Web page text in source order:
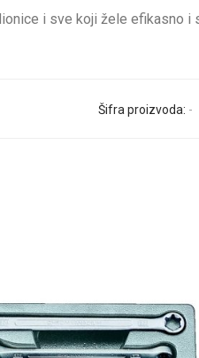
i sve koji žele efikasno i
Šifra proizvoda: -